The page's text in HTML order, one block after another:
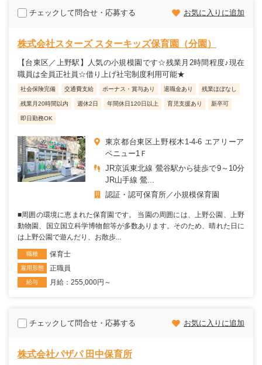
チェックして問合せ・応募する お気に入りに追加
株式会社スターズ スターキッズ保育園（分園）
【台東区／上野駅】人気の小規模園です☆残業月2時間程度♪現在
職員は全員正社員☆借り上げ社宅制度利用可能★
社会保険完備 交通費支給 ボーナス・賞与あり 退職金あり 残業ほぼなし
残業月20時間以内 週休2日 年間休日120日以上 育児支援あり 新卒可
即日勤務OK
東京都台東区上野桜木1-4-6 エアリーア
ベニュー1Ｆ
JR京浜東北線 鶯谷駅から徒歩で9～10分
JR山手線 鶯...
認証・認可保育所
小規模保育園
■周囲の環境に恵まれた保育園です。 当園の周囲には、上野公園、上野
動物園、国立国立科学博物館等が多数あります。そのため、晴れた日に
は上野公園で遊んだり、お散歩...
職種 保育士
雇用形態 正職員
給与 月給：255,000円～
チェックして問合せ・応募する お気に入りに追加
株式会社パザパ 田中保育所